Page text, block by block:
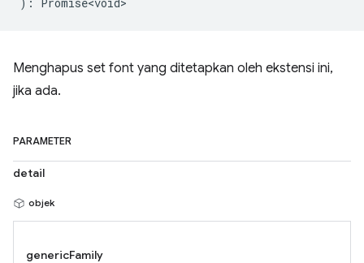
Menghapus set font yang ditetapkan oleh ekstensi ini,
jika ada.
PARAMETER
detail
objek
genericFamily